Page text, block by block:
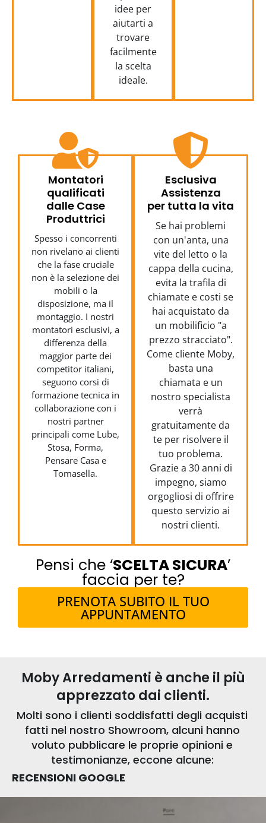
idee per
aiutarti a
trovare
facilmente
la scelta
ideale.
Montatori
qualificati
dalle Case
Produttrici
Spesso i concorrenti
non rivelano ai clienti
che la fase cruciale
non è la selezione dei
mobili o la
disposizione, ma il
montaggio. I nostri
montatori esclusivi, a
differenza della
maggior parte dei
competitor italiani,
seguono corsi di
formazione tecnica in
collaborazione con i
nostri partner
principali come Lube,
Stosa, Forma,
Pensare Casa e
Tomasella.
Esclusiva
Assistenza
per tutta la vita
Se hai problemi
con un'anta, una
vite del letto o la
cappa della cucina,
evita la trafila di
chiamate e costi se
hai acquistato da
un mobilificio "a
prezzo stracciato".
Come cliente Moby,
basta una
chiamata e un
nostro specialista
verrà
gratuitamente da
te per risolvere il
tuo problema.
Grazie a 30 anni di
impegno, siamo
orgogliosi di offrire
questo servizio ai
nostri clienti.
Pensi che ‘SCELTA SICURA’
faccia per te?
PRENOTA SUBITO IL TUO
APPUNTAMENTO
Moby Arredamenti è anche il più
apprezzato dai clienti.
Molti sono i clienti soddisfatti degli acquisti
fatti nel nostro Showroom, alcuni hanno
voluto pubblicare le proprie opinioni e
testimonianze, eccone alcune:
RECENSIONI GOOGLE